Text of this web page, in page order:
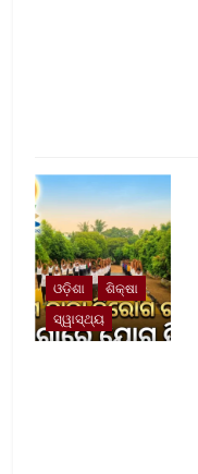
ଓଡ଼ିଶା
ଶିକ୍ଷା
ସ୍ୱାସ୍ଥ୍ୟ